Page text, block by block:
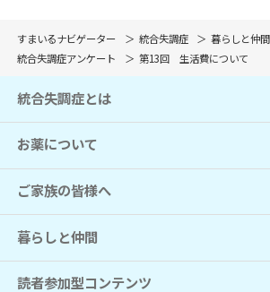
すまいるナビゲーター 統合失調症
暮らしと仲間
統合失調症アンケート
第13回 生活費について
統合失調症とは
お薬について
ご家族の皆様へ
暮らしと仲間
読者参加型コンテンツ